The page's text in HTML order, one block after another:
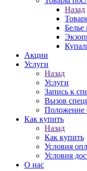
Назад
Белье
Акции
Услуги
Назад
Услуги
Запись к
Вызов
Положение
Как купить
Назад
Как купить
Условия
Условия
О нас